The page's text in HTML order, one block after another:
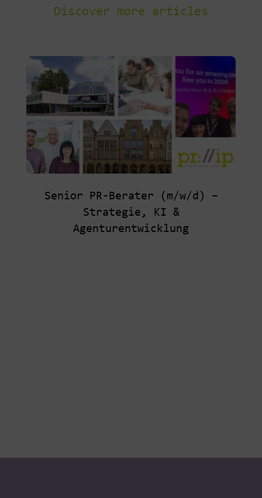
Discover more articles
Senior PR-Berater (m/w/d) –
Strategie, KI &
Agenturentwicklung